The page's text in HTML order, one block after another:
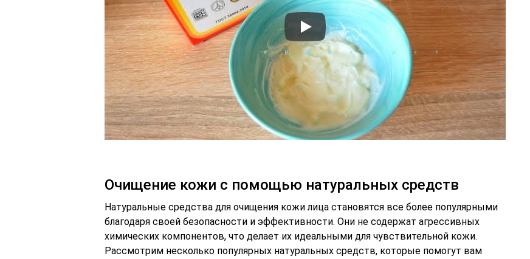
Очищение кожи с помощью натуральных средств
Натуральные средства для очищения кожи лица становятся все более популярными
благодаря своей безопасности и эффективности. Они не содержат агрессивных
химических компонентов, что делает их идеальными для чувствительной кожи.
Рассмотрим несколько популярных натуральных средств, которые помогут вам